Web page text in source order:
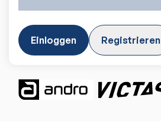
Einloggen Registrieren